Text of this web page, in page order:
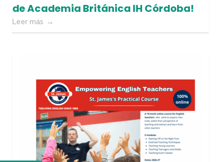
de Academia Británica IH Córdoba!
Leer más